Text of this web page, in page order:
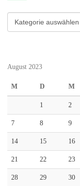
Kategorien
August 2023
M D M
1 2
7 8 9
14 15 16
21 22 23
28 29 30